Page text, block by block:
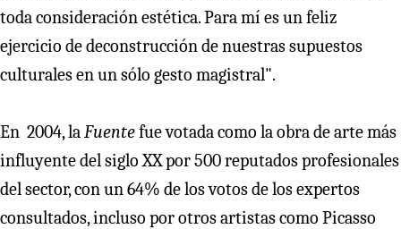
toda consideración estética. Para mí es un feliz
ejercicio de deconstrucción de nuestras supuestos
culturales en un sólo gesto magistral".
En 2004, la Fuentefue votada como la obra de arte más
influyente del siglo XX por 500 reputados profesionales
del sector, con un 64% de los votos de los expertos
consultados, incluso por otros artistas como Picasso